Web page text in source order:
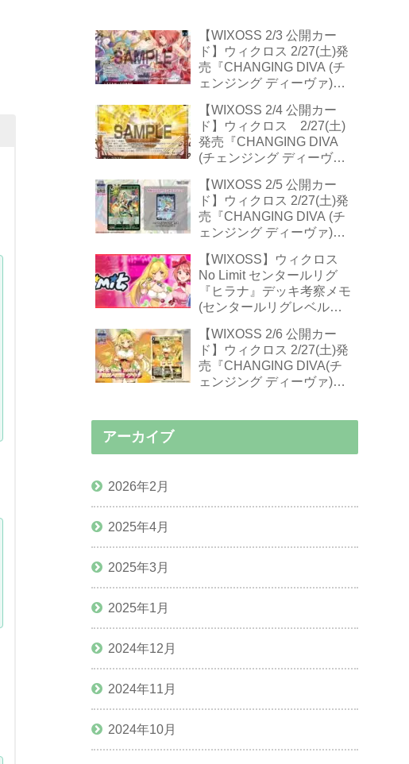
【WIXOSS 2/3 公開カー
ド】ウィクロス 2/27(土)発
売『CHANGING DIVA (チ
ェンジング ディーヴァ)』
『ITTEN-TOPPA』＋4種
【WIXOSS 2/4 公開カー
ド】ウィクロス 2/27(土)
発売『CHANGING DIVA
(チェンジング ディーヴ
『ゼノ・クラスタ』＋2種
【WIXOSS 2/5 公開カー
ド】ウィクロス 2/27(土)発
売『CHANGING DIVA (チ
ェンジング ディーヴァ)』
姫 ゴーシュ・アグネー
ゼ』＋2種
【WIXOSS】ウィクロス
No Limit センタールリグ
『ヒラナ』デッキ考察メモ
(センタールリグレベル１
【WIXOSS 2/6 公開カー
ド】ウィクロス 2/27(土)発
売『CHANGING DIVA(チ
ェンジング ディーヴァ)』
アーカイブ
2026年2月
2025年4月
2025年3月
2025年1月
2024年12月
2024年11月
2024年10月